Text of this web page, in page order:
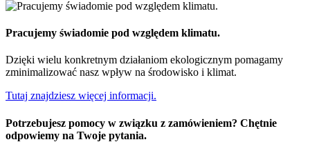
Pracujemy świadomie pod względem klimatu.
Dzięki wielu konkretnym działaniom ekologicznym pomagamy
zminimalizować nasz wpływ na środowisko i klimat.
Tutaj znajdziesz więcej informacji.
Potrzebujesz pomocy w związku z zamówieniem? Chętnie
odpowiemy na Twoje pytania.